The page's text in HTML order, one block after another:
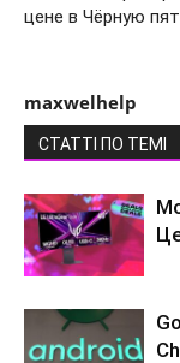
цене в Чёрную
maxwelhelp
СТАТТІ ПО ТЕМІ